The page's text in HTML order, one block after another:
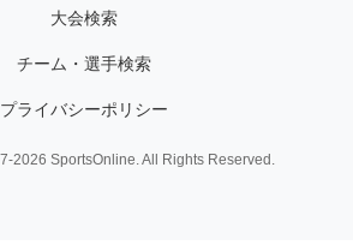
大会検索
チーム・選手検索
プライバシーポリシー
2026 SportsOnline. All Rights Reserved.